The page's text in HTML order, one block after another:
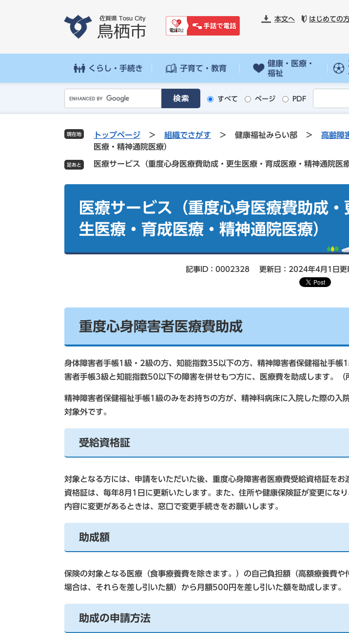
先
を
本文へ はじめての
くらし・手続き 子育て・教育
健康・医療・
福祉
o
g
l
カ
タ
すべて ページ PDF
現在地 トップページ > 組織でさがす > 健康福祉みらい部 > 高齢障
医療・精神通院医療）
医療サービス（重度心身医療費助成・更生医療・育成医療・精神通院医療
医療サービス（重度心身医療費助成・
生医療・育成医療・精神通院医療）
記事ID：0002328 更新日：2024年4月1日更
重度心身障害者医療費助成
身体障害者手帳1級・2級の方、知能指数35以下の方、精神障害者保健福祉手帳
害者手帳3級と知能指数50以下の障害を併せもつ方に、医療費を助成します。（
精神障害者保健福祉手帳1級のみをお持ちの方が、精神科病床に入院した際の入
対象外です。
受給資格証
対象となる方には、申請をいただいた後、重度心身障害者医療費受給資格証をお
資格証は、毎年8月1日に更新いたします。また、住所や健康保険証が変更にな
内容に変更があるときは、窓口で変更手続きをお願いします。
助成額
保険の対象となる医療（食事療養費を除きます。）の自己負担額（高額療養費や
場合は、それらを差し引いた額）から月額500円を差し引いた額を助成します。
助成の申請方法